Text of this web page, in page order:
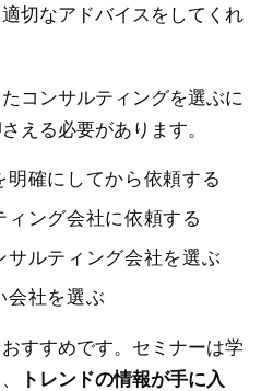
切なアドバイスをしてくれ
コンサルティングを選ぶに
える必要があります。
確にしてから依頼する
ング会社に依頼する
サルティング会社を選ぶ
会社を選ぶ
すすめです。セミナーは学
トレンドの情報が手に入